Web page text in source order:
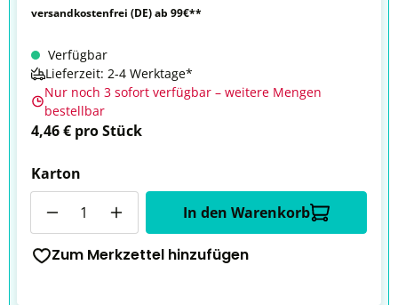
versandkostenfrei (DE) ab 99€**
Verfügbar
Lieferzeit: 2-4 Werktage*
Nur noch 3 sofort verfügbar – weitere Mengen
bestellbar
4,46 € pro Stück
Karton
In den Warenkorb
Zum Merkzettel hinzufügen